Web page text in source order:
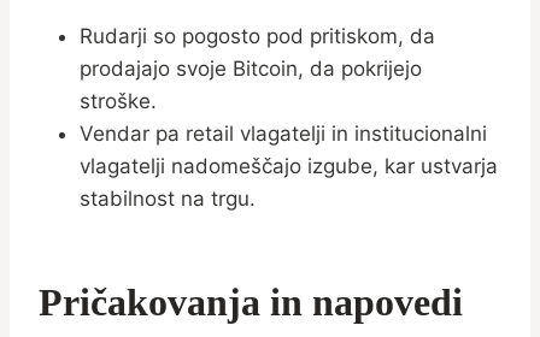
Rudarji so pogosto pod pritiskom, da
prodajajo svoje Bitcoin, da pokrijejo
stroške.
Vendar pa retail vlagatelji in institucionalni
vlagatelji nadomeščajo izgube, kar ustvarja
stabilnost na trgu.
Pričakovanja in napovedi